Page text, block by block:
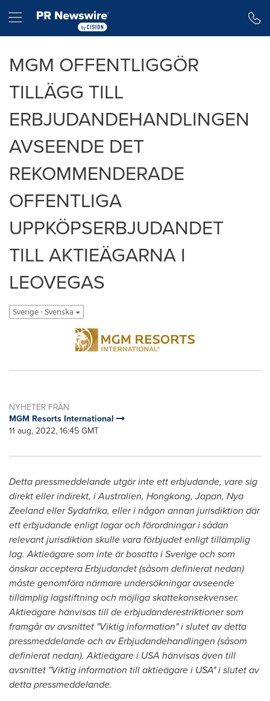
Hamburger menu
MGM OFFENTLIGGÖR
TILLÄGG TILL
ERBJUDANDEHANDLINGEN
AVSEENDE DET
REKOMMENDERADE
OFFENTLIGA
UPPKÖPSERBJUDANDET
TILL AKTIEÄGARNA I
LEOVEGAS
Sverige - Svenska
NYHETER FRÅN
MGM Resorts International
11 aug, 2022, 16:45 GMT
Detta pressmeddelande utgör inte ett erbjudande, vare sig
direkt eller indirekt, i Australien, Hongkong,Japan, Nya
Zeelandeller Sydafrika, eller i någon annan jurisdiktion där
ett erbjudande enligt lagar och förordningar i sådan
relevant jurisdiktion skulle vara förbjudet enligt tillämplig
lag. Aktieägare som inte är bosatta i Sverige och som
önskar acceptera Erbjudandet (såsom definierat nedan)
måste genomföra närmare undersökningar avseende
tillämplig lagstiftning och möjliga skattekonsekvenser.
Aktieägare hänvisas till de erbjudanderestriktioner som
framgår av avsnittet "Viktig information" i slutet av detta
pressmeddelande och av Erbjudandehandlingen (såsom
definierat nedan). Aktieägare i USA hänvisas även till
avsnittet "Viktig information till aktieägare i USA" i slutet av
detta pressmeddelande.